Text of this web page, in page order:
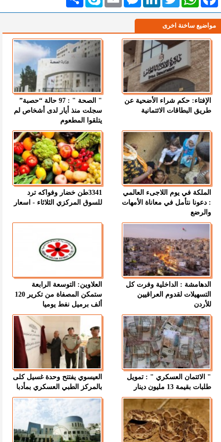
مواضيع ساخنة اخرى
الإفتاء: حكم شراء الأضحية عن
طريق البطاقات الائتمانية
" الصحة " : 97 حالة “حصبة”
سجلت منذ أيار لدى أشخاص لم
يتلقوا المطعوم
الملكة في يوم اللاجىء العالمي
: دعونا نتأمل في معاناة الأمهات
والرضع
3341طن خضار وفواكه ترد
للسوق المركزي الثلاثاء - اسعار
الدهامشة : الداخلية وفرت كل
التسهيلات لقدوم العراقيين
للأردن
العلاوين: التوسعة الرابعة
ستمكن المصفاة من تكرير 120
ألف برميل نفط يوميا
" الائتمان العسكري " : تمويل
طلبات بقيمة 13 مليون دينار
العيسوي يفتتح وحدة غسيل كلى
بالمركز الطبي العسكري بمأدبا